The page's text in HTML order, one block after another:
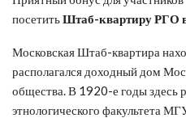
посетитьШтаб-квартиру РГО
Московская Штаб-квартира
располагался доходный дом
общества. В 1920-е годы здесь
этнологического факультета